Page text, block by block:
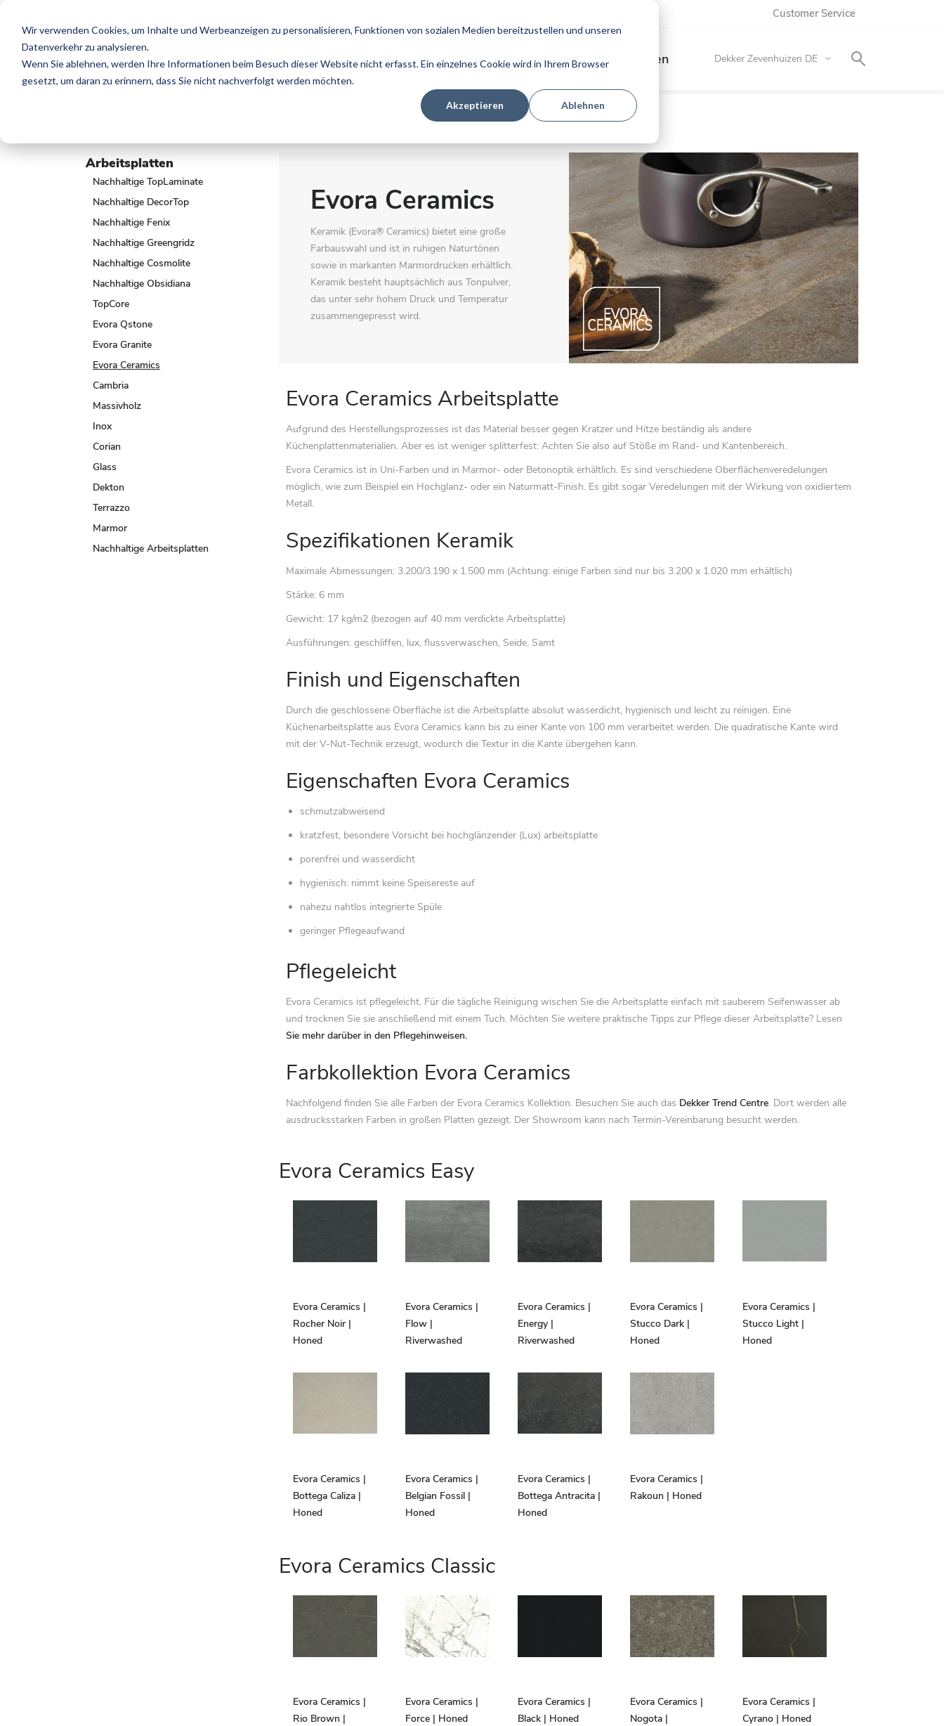
Wir verwenden Cookies, um Inhalte und Werbeanzeigen zu personalisieren, Funktionen von sozialen Medien bereitzustellen und unseren
Datenverkehr zu analysieren.
Wenn Sie ablehnen, werden Ihre Informationen beim Besuch dieser Website nicht erfasst. Ein einzelnes Cookie wird in Ihrem Browser
gesetzt, um daran zu erinnern, dass Sie nicht nachverfolgt werden möchten.
Akzeptieren Ablehnen
Customer Service
Küche Bad Pflege & Montieren Über Dekker Nachrichten
Store
Dekker Zevenhuizen DE
Evora Ceramics
Keramik (Evora® Ceramics) bietet eine große
Farbauswahl und ist in ruhigen Naturtönen
sowie in markanten Marmordrucken erhältlich.
Keramik besteht hauptsächlich aus Tonpulver,
das unter sehr hohem Druck und Temperatur
zusammengepresst wird.
Evora Ceramics Arbeitsplatte
Aufgrund des Herstellungsprozesses ist das Material besser gegen Kratzer und Hitze beständig als andere
Küchenplattenmaterialien. Aber es ist weniger splitterfest: Achten Sie also auf Stöße im Rand- und Kantenbereich.
Evora Ceramics ist in Uni-Farben und in Marmor- oder Betonoptik erhältlich. Es sind verschiedene Oberflächenveredelungen
möglich, wie zum Beispiel ein Hochglanz- oder ein Naturmatt-Finish. Es gibt sogar Veredelungen mit der Wirkung von oxidiertem
Metall.
Spezifikationen Keramik
Maximale Abmessungen: 3.200/3.190 x 1.500 mm (Achtung: einige Farben sind nur bis 3.200 x 1.020 mm erhältlich)
Stärke: 6 mm
Gewicht: 17 kg/m2 (bezogen auf 40 mm verdickte Arbeitsplatte)
Ausführungen: geschliffen, lux, flussverwaschen, Seide, Samt
Finish und Eigenschaften
Durch die geschlossene Oberfläche ist die Arbeitsplatte absolut wasserdicht, hygienisch und leicht zu reinigen. Eine
Küchenarbeitsplatte aus Evora Ceramics kann bis zu einer Kante von 100 mm verarbeitet werden. Die quadratische Kante wird
mit der V-Nut-Technik erzeugt, wodurch die Textur in die Kante übergehen kann.
Eigenschaften Evora Ceramics
schmutzabweisend
kratzfest, besondere Vorsicht bei hochglänzender (Lux) arbeitsplatte
porenfrei und wasserdicht
hygienisch: nimmt keine Speisereste auf
nahezu nahtlos integrierte Spüle
geringer Pflegeaufwand
Pflegeleicht
Evora Ceramics ist pflegeleicht. Für die tägliche Reinigung wischen Sie die Arbeitsplatte einfach mit sauberem Seifenwasser ab
und trocknen Sie sie anschließend mit einem Tuch. Möchten Sie weitere praktische Tipps zur Pflege dieser Arbeitsplatte? Lesen
Sie mehr darüber in den Pflegehinweisen.
Farbkollektion Evora Ceramics
Nachfolgend finden Sie alle Farben der Evora Ceramics Kollektion. Besuchen Sie auch das Dekker Trend Centre. Dort werden alle
ausdrucksstarken Farben in großen Platten gezeigt. Der Showroom kann nach Termin-Vereinbarung besucht werden.
Evora Ceramics Easy
Evora Ceramics |
Rocher Noir |
Honed
Evora Ceramics |
Flow |
Riverwashed
Evora Ceramics |
Energy |
Riverwashed
Evora Ceramics |
Stucco Dark |
Honed
Evora Ceramics |
Stucco Light |
Honed
Evora Ceramics |
Bottega Caliza |
Honed
Evora Ceramics |
Belgian Fossil |
Honed
Evora Ceramics |
Bottega Antracita |
Honed
Evora Ceramics |
Rakoun | Honed
Evora Ceramics Classic
Evora Ceramics |
Rio Brown |
Evora Ceramics |
Force | Honed
Evora Ceramics |
Black | Honed
Evora Ceramics |
Nogota |
Evora Ceramics |
Cyrano | Honed
Arbeitsplatten
Nachhaltige TopLaminate
Nachhaltige DecorTop
Nachhaltige Fenix
Nachhaltige Greengridz
Nachhaltige Cosmolite
Nachhaltige Obsidiana
TopCore
Evora Qstone
Evora Granite
Evora Ceramics
Cambria
Massivholz
Inox
Corian
Glass
Dekton
Terrazzo
Marmor
Nachhaltige Arbeitsplatten